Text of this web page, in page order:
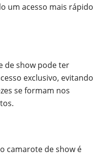
um acesso mais rápido
de show pode ter
exclusivo, evitando
se formam nos
camarote de show é